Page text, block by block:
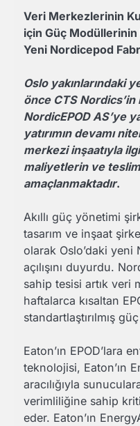
Veri Merkezlerinin
için Güç
Yeni Nordicepod
Oslo yakınlarındaki
önce CTS
NordicEPOD AS’ye
yatırımın devamı
merkezi inşaatıyla
maliyetlerin ve
amaçlanmaktadır.
Akıllı güç yönetimi
tasarım ve inşaat
olarak Oslo’daki yeni
açılışını duyurdu.
sahip tesisi artık veri
haftalarca kısaltan
standartlaştırılmış
Eaton’ın EPOD’lara
teknolojisi, Eaton’ın
aracılığıyla
verimliliğine sahip
eder. Eaton’ın